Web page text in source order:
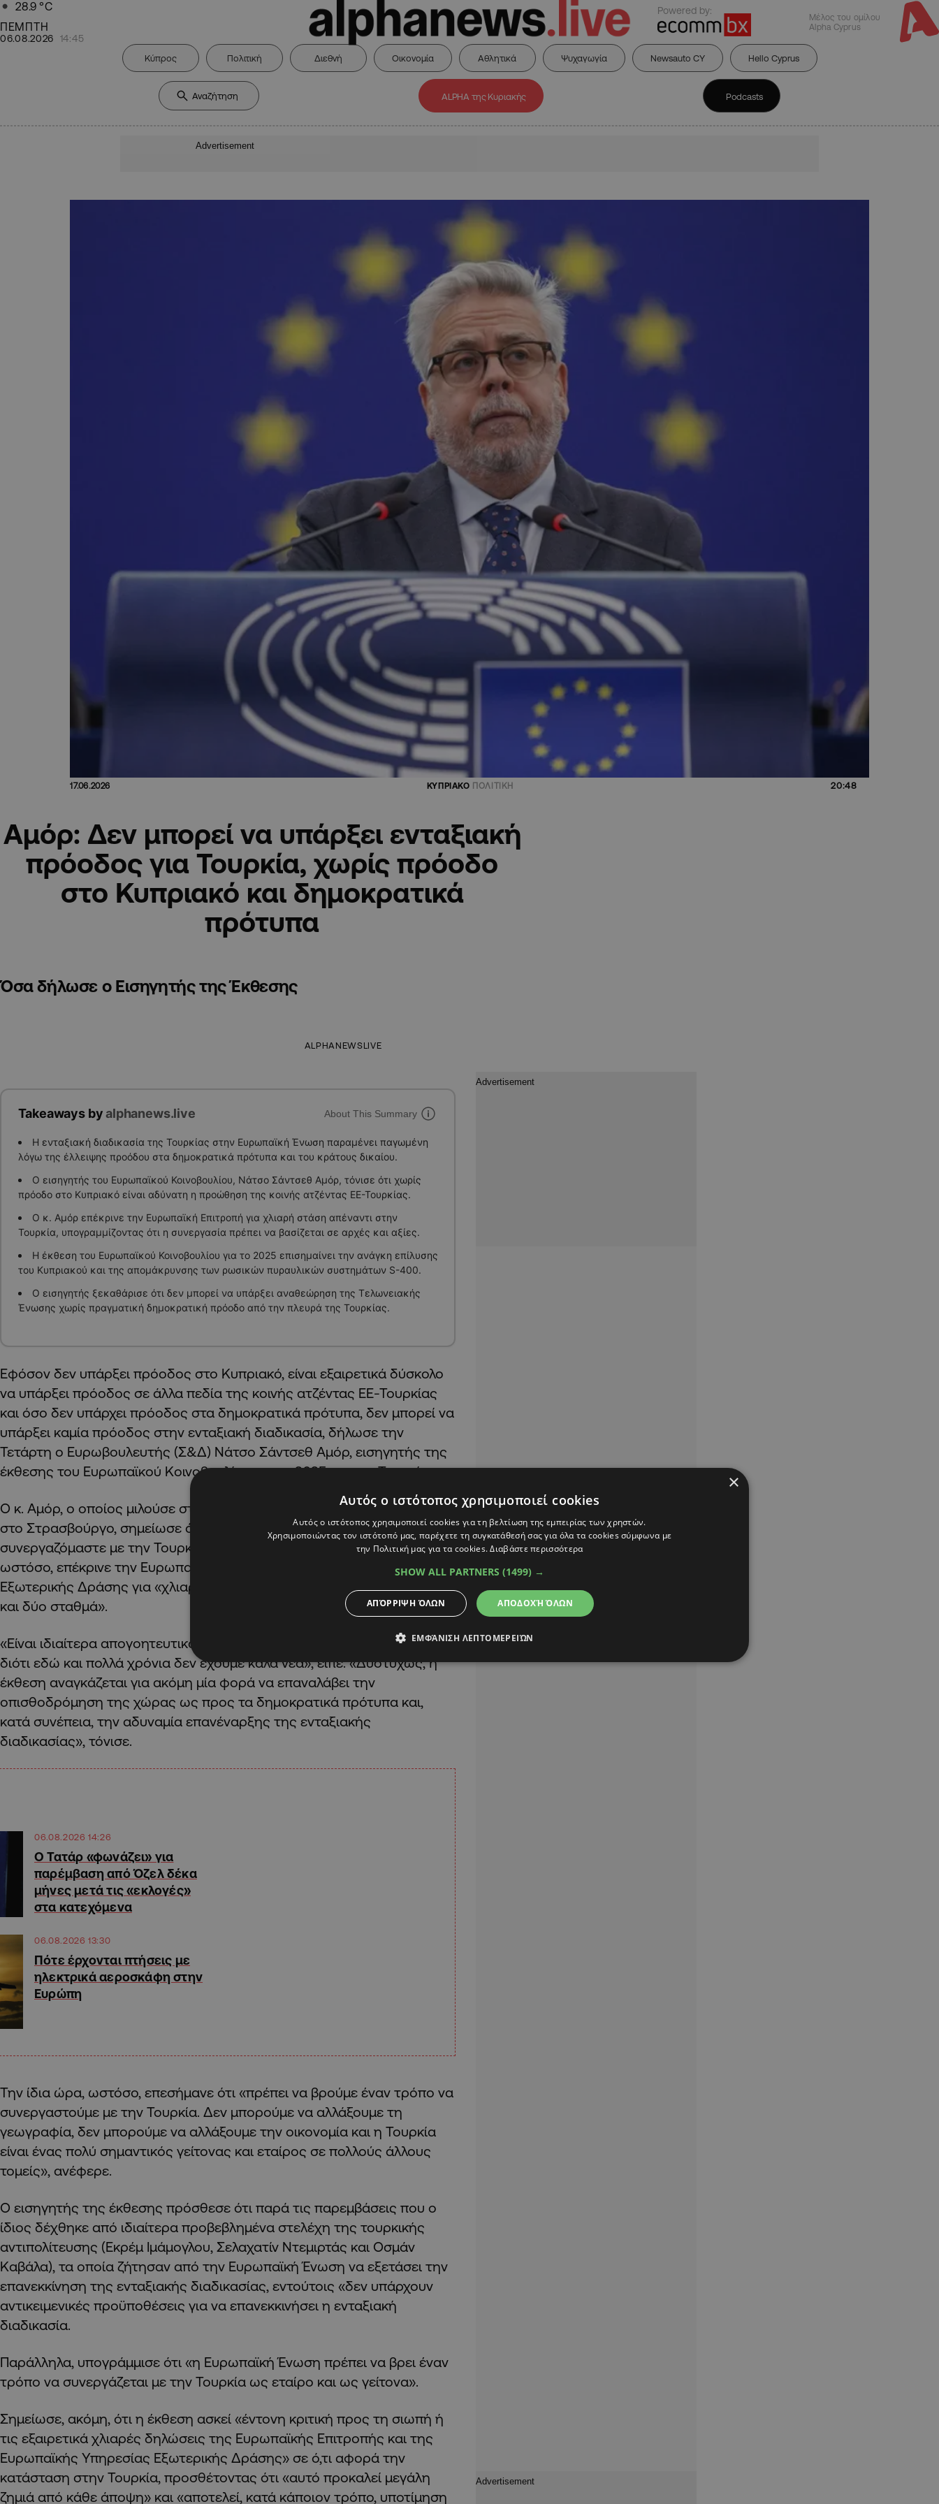
28.9 °C
ΠΕΜΠΤΗ
06.08.2026 14:45
Powered by:
Μέλος του ομίλου
Alpha Cyprus
Κύπρος Πολιτική Διεθνή Οικονομία Αθλητικά Ψυχαγωγία Newsauto CY Hello Cyprus
ALPHA της Κυριακής Podcasts
Advertisement
17.06.2026 ΚΥΠΡΙΑΚΟ ΠΟΛΙΤΙΚΗ 20:48
Αμόρ: Δεν μπορεί να υπάρξει ενταξιακή
πρόοδος για Τουρκία, χωρίς πρόοδο
στο Κυπριακό και δημοκρατικά
πρότυπα
Όσα δήλωσε ο Εισηγητής της Έκθεσης
ALPHANEWSLIVE
Takeaways byalphanews.live About This Summary
Η ενταξιακή διαδικασία της Τουρκίας στην Ευρωπαϊκή Ένωση παραμένει παγωμένη
λόγω της έλλειψης προόδου στα δημοκρατικά πρότυπα και του κράτους δικαίου.
Ο εισηγητής του Ευρωπαϊκού Κοινοβουλίου, Νάτσο Σάντσεθ Αμόρ, τόνισε ότι χωρίς
πρόοδο στο Κυπριακό είναι αδύνατη η προώθηση της κοινής ατζέντας ΕΕ-Τουρκίας.
Ο κ. Αμόρ επέκρινε την Ευρωπαϊκή Επιτροπή για χλιαρή στάση απέναντι στην
Τουρκία, υπογραμμίζοντας ότι η συνεργασία πρέπει να βασίζεται σε αρχές και αξίες.
Η έκθεση του Ευρωπαϊκού Κοινοβουλίου για το 2025 επισημαίνει την ανάγκη επίλυσης
του Κυπριακού και της απομάκρυνσης των ρωσικών πυραυλικών συστημάτων S-400.
Ο εισηγητής ξεκαθάρισε ότι δεν μπορεί να υπάρξει αναθεώρηση της Τελωνειακής
Ένωσης χωρίς πραγματική δημοκρατική πρόοδο από την πλευρά της Τουρκίας.
Εφόσον δεν υπάρξει πρόοδος στο Κυπριακό, είναι εξαιρετικά δύσκολο
να υπάρξει πρόοδος σε άλλα πεδία της κοινής ατζέντας ΕΕ-Τουρκίας
και όσο δεν υπάρχει πρόοδος στα δημοκρατικά πρότυπα, δεν μπορεί να
υπάρξει καμία πρόοδος στην ενταξιακή διαδικασία, δήλωσε την
Τετάρτη ο Ευρωβουλευτής (Σ&Δ) Νάτσο Σάντσεθ Αμόρ, εισηγητής της
έκθεσης του Ευρωπαϊκού Κοινοβουλίου για το 2025 για την Τουρκία.
Ο κ. Αμόρ, ο οποίος μιλούσε στο πλαίσιο συνέντευξης για την έκθεση,
στο Στρασβούργο, σημείωσε ότι οφείλουμε να βρούμε έναν τρόπο να
συνεργαζόμαστε με την Τουρκία ως γείτονα και εταίρο, παράλληλα,
ωστόσο, επέκρινε την Ευρωπαϊκή Επιτροπή και την Υπηρεσία
Εξωτερικής Δράσης για «χλιαρή στάση», κάνοντας λόγο για «δύο μέτρα
και δύο σταθμά».
«Είναι ιδιαίτερα απογοητευτικό να είσαι εισηγητής για την Τουρκία,
διότι εδώ και πολλά χρόνια δεν έχουμε καλά νέα», είπε. «Δυστυχώς, η
έκθεση αναγκάζεται για ακόμη μία φορά να επαναλάβει την
οπισθοδρόμηση της χώρας ως προς τα δημοκρατικά πρότυπα και,
κατά συνέπεια, την αδυναμία επανέναρξης της ενταξιακής
διαδικασίας», τόνισε.
06.08.2026 14:26
Ο Τατάρ «φωνάζει» για
παρέμβαση από Όζελ δέκα
μήνες μετά τις «εκλογές»
στα κατεχόμενα
06.08.2026 13:30
Πότε έρχονται πτήσεις με
ηλεκτρικά αεροσκάφη στην
Ευρώπη
Την ίδια ώρα, ωστόσο, επεσήμανε ότι «πρέπει να βρούμε έναν τρόπο να
συνεργαστούμε με την Τουρκία. Δεν μπορούμε να αλλάξουμε τη
γεωγραφία, δεν μπορούμε να αλλάξουμε την οικονομία και η Τουρκία
είναι ένας πολύ σημαντικός γείτονας και εταίρος σε πολλούς άλλους
τομείς», ανέφερε.
Ο εισηγητής της έκθεσης πρόσθεσε ότι παρά τις παρεμβάσεις που ο
ίδιος δέχθηκε από ιδιαίτερα προβεβλημένα στελέχη της τουρκικής
αντιπολίτευσης (Εκρέμ Ιμάμογλου, Σελαχατίν Ντεμιρτάς και Οσμάν
Καβάλα), τα οποία ζήτησαν από την Ευρωπαϊκή Ένωση να εξετάσει την
επανεκκίνηση της ενταξιακής διαδικασίας, εντούτοις «δεν υπάρχουν
αντικειμενικές προϋποθέσεις για να επανεκκινήσει η ενταξιακή
διαδικασία.
Παράλληλα, υπογράμμισε ότι «η Ευρωπαϊκή Ένωση πρέπει να βρει έναν
τρόπο να συνεργάζεται με την Τουρκία ως εταίρο και ως γείτονα».
Σημείωσε, ακόμη, ότι η έκθεση ασκεί «έντονη κριτική προς τη σιωπή ή
τις εξαιρετικά χλιαρές δηλώσεις της Ευρωπαϊκής Επιτροπής και της
Ευρωπαϊκής Υπηρεσίας Εξωτερικής Δράσης» σε ό,τι αφορά την
κατάσταση στην Τουρκία, προσθέτοντας ότι «αυτό προκαλεί μεγάλη
ζημιά από κάθε άποψη» και «αποτελεί, κατά κάποιον τρόπο, υποτίμηση
×
Αυτός ο ιστότοπος χρησιμοποιεί cookies
Αυτός ο ιστότοπος χρησιμοποιεί cookies για τη βελτίωση της εμπειρίας των χρηστών.
Χρησιμοποιώντας τον ιστότοπό μας, παρέχετε τη συγκατάθεσή σας για όλα τα cookies σύμφωνα με
την Πολιτική μας για τα cookies.Διαβάστε περισσότερα
SHOW ALL PARTNERS (1499) →
ΑΠΟΔΟΧΉ ΌΛΩΝ
ΑΠΌΡΡΙΨΗ ΌΛΩΝ
ΕΜΦΆΝΙΣΗ ΛΕΠΤΟΜΕΡΕΙΏΝ